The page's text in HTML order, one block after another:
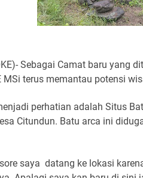
Sebagai Camat baru yang
MSi terus memantau potensi
perhatian adalah Situs
Citundun. Batu arca ini
saya datang ke lokasi